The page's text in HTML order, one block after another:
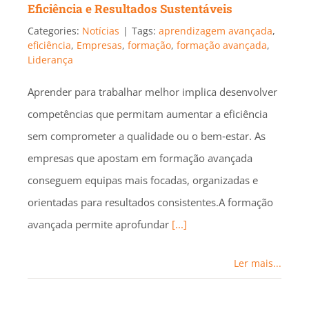
Eficiência e Resultados Sustentáveis
Categories: Notícias | Tags: aprendizagem avançada,
eficiência, Empresas, formação, formação avançada,
Liderança
Aprender para trabalhar melhor implica desenvolver
competências que permitam aumentar a eficiência
sem comprometer a qualidade ou o bem‑estar. As
empresas que apostam em formação avançada
conseguem equipas mais focadas, organizadas e
orientadas para resultados consistentes.A formação
avançada permite aprofundar [...]
Ler mais...